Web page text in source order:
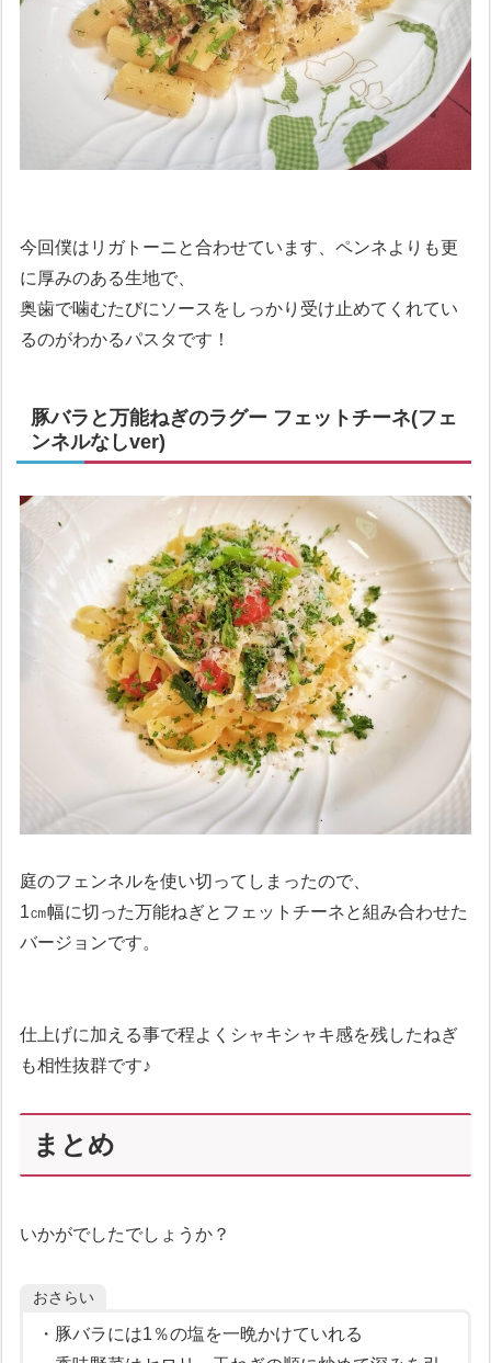
今回僕はリガトーニと合わせています、ペンネよりも更
に厚みのある生地で、
奥歯で噛むたびにソースをしっかり受け止めてくれてい
るのがわかるパスタです！
豚バラと万能ねぎのラグー フェットチーネ(フェ
ンネルなしver)
庭のフェンネルを使い切ってしまったので、
1㎝幅に切った万能ねぎとフェットチーネと組み合わせた
バージョンです。
仕上げに加える事で程よくシャキシャキ感を残したねぎ
も相性抜群です♪
まとめ
いかがでしたでしょうか？
おさらい
・豚バラには1％の塩を一晩かけていれる